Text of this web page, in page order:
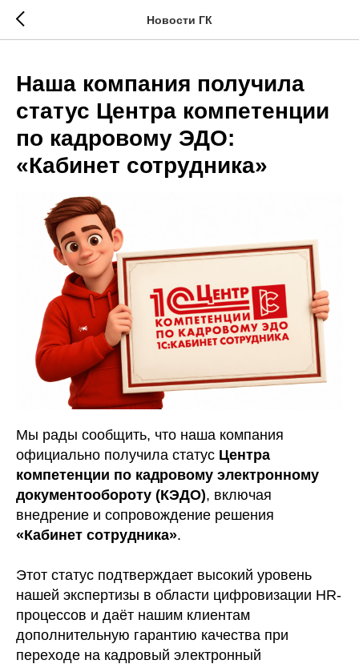
Новости ГК
Наша компания получила
статус Центра компетенции
по кадровому ЭДО:
«Кабинет сотрудника»
Мы рады сообщить, что наша компания
официально получила статус Центра
компетенции по кадровому электронному
документообороту (КЭДО), включая
внедрение и сопровождение решения
«Кабинет сотрудника».
Этот статус подтверждает высокий уровень
нашей экспертизы в области цифровизации HR-
процессов и даёт нашим клиентам
дополнительную гарантию качества при
переходе на кадровый электронный